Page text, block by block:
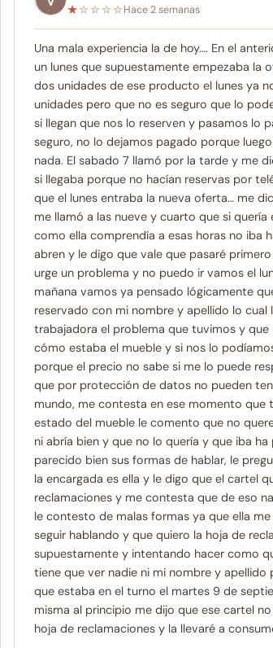
★☆☆☆☆Hace 2 semanas
Una mala experiencia la de hoy…. En el
un lunes que supuestamente empezaba
dos unidades de ese producto el lunes ya
unidades pero que no es seguro que lo
si llegan que nos lo reserven y pasamos lo
seguro, no lo dejamos pagado porque
nada. El sabado 7 llamó por la tarde y me
si llegaba porque no hacían reservas por
que el lunes entraba la nueva oferta… me
me llamó a las nueve y cuarto que si
como ella comprendía a esas horas no iba
abren y le digo que vale que pasaré
urge un problema y no puedo ir vamos el
mañana vamos ya pensado lógicamente
reservado con mi nombre y apellido lo cual
trabajadora el problema que tuvimos y
cómo estaba el mueble y si nos lo
porque el precio no sabe si me lo puede
que por protección de datos no pueden
mundo, me contesta en ese momento que
estado del mueble le comento que no
ni abría bien y que no lo quería y que iba
parecido bien sus formas de hablar, le
la encargada es ella y le digo que el cartel
reclamaciones y me contesta que de eso
le contesto de malas formas ya que ella
seguir hablando y que quiero la hoja de
supuestamente y intentando hacer como
tiene que ver nadie ni mi nombre y
que estaba en el turno el martes 9 de
misma al principio me dijo que ese cartel
hoja de reclamaciones y la llevaré a